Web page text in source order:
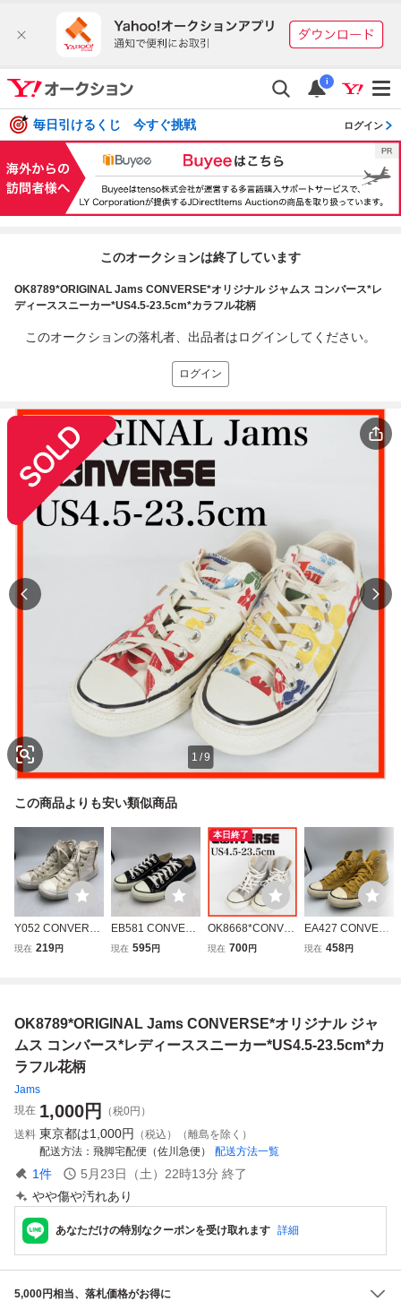
i
毎日引けるくじ 今すぐ挑戦 ログイン
このオークションは終了しています
OK8789*ORIGINAL Jams CONVERSE*オリジナル ジャムス コンバース*レ
ディーススニーカー*US4.5-23.5cm*カラフル花柄
このオークションの落札者、出品者はログインしてください。
ログイン
1 /9
この商品よりも安い類似商品
Y052 CONVERSE
コンバース オール
バス サイドジップ
現在 219円
EB581 CONVERS
E コンバース オー
現在 595円
本日終了
OK8668*CONVE
RSE*コンバース*
現在 700円
EA427 CONVERS
E コンバース オー
シ色 キャンバス
現在 458円
OK8789*ORIGINAL Jams CONVERSE*オリジナル ジャ
ムス コンバース*レディーススニーカー*US4.5-23.5cm*カ
ラフル花柄
Jams
現在 1,000円
（税0円）
送料 東京都は1,000円
（税込）（離島を除く）
配送方法
飛脚宅配便（佐川急便） 配送方法一覧
1件 5月23日（土）22時13分 終了
やや傷や汚れあり
あなただけの特別なクーポンを受け取れます 詳細
5,000円相当、落札価格がお得に